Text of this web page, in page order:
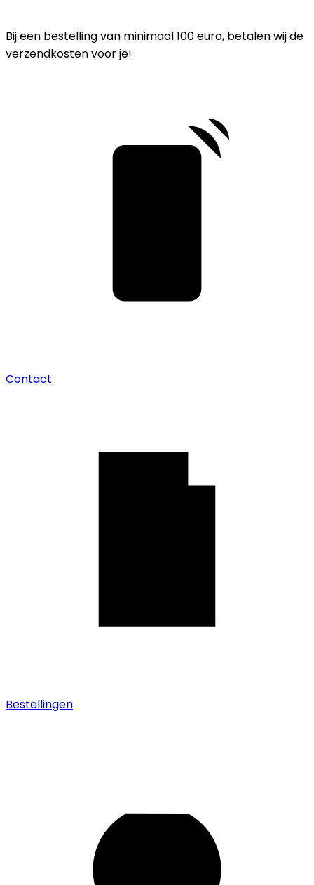
Bij een bestelling van minimaal 100 euro, betalen wij de
verzendkosten voor je!
Contact
Bestellingen